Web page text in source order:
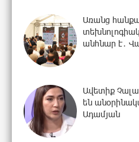
Առանց
անհնար է․
Ավետիք
են
Ադամյան